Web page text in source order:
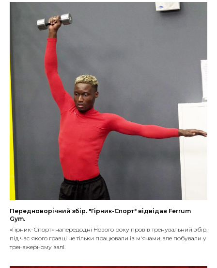
Передноворічний збір. "Гірник-Спорт" відвідав Ferrum
Gym.
«Гірник-Спорт» напередодні Нового року провів тренувальний збір,
під час якого гравці не тільки працювали із м'ячами, але побували у
тренажерному залі.